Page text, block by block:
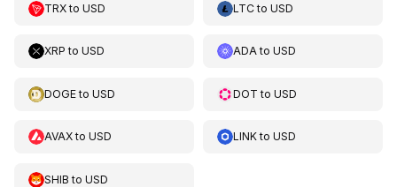
TRXto USD LTCtoUSD
XRP to USD ADAtoUSD
DOGEto USD DOT toUSD
AVAXto USD LINKtoUSD
SHIB to USD